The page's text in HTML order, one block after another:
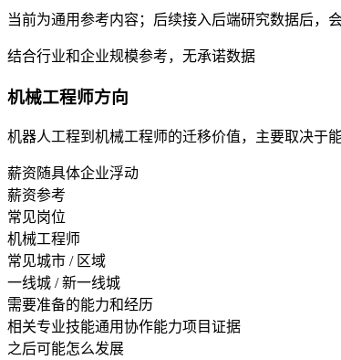
当前为通用参考内容；后续接入后端研究数据后，
结合行业和企业规模参考，无承诺数据
机械工程师方向
机器人工程到机械工程师的迁移价值，主要取决于
薪资随具体企业浮动
薪资参考
常见岗位
机械工程师
常见城市 / 区域
一线城 / 新一线城
需要准备的能力和经历
相关专业技能通用协作能力项目证据
之后可能怎么发展